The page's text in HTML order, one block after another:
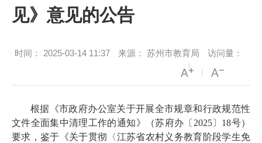
见》意见的公告
时间： 2025-03-14 11:37 来源： 苏州市教育局 访问量：
根据《市政府办公室关于开展全市规章和行政规范性
文件全面集中清理工作的通知》
（苏府办 〔 2025〕 18号）
要求 ，鉴于《关于贯彻〈江苏省农村义务教育阶段学生免